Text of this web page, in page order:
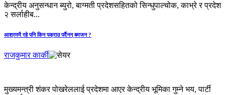
केन्द्रीय अनुसन्धान ब्युरो, बाग्मती प्रदेशसहितको सिन्धुपाल्चोक, काभ्रे र प्रदेश
२ सर्लाहीब...
आश्रममै रहे पनि किन पक्राउ पर्दैनन् बमजन ?
राजकुमार कार्की
मुख्यमन्त्री शंकर पोखरेललाई प्रदेशमा आएर केन्द्रीय भूमिका गुम्ने भय, पार्टी